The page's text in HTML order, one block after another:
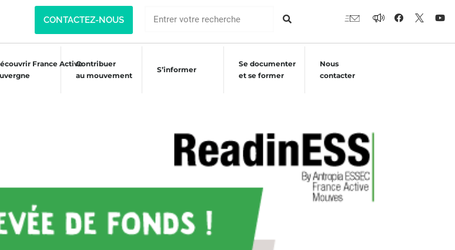
CONTACTEZ-NOUS
France ActiveContribuer
au mouvement
S’informer
Se documenter
et se former
Nous
contacter